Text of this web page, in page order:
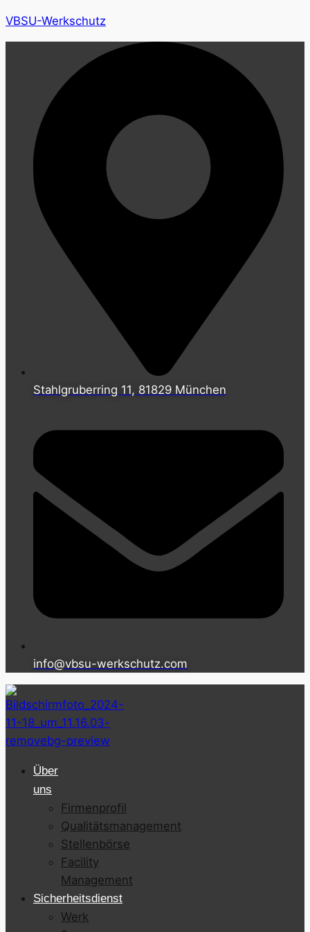
VBSU-Werkschutz
Stahlgruberring 11, 81829 München
info@vbsu-werkschutz.com
Über
uns
Firmenprofil
Qualitätsmanagement
Stellenbörse
Facility
Management
Sicherheitsdienst
Werk